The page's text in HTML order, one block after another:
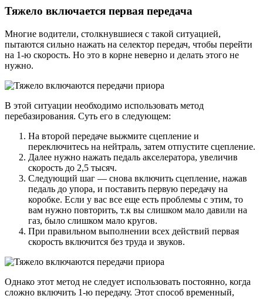
Тяжело включается первая передача
Многие водители, столкнувшиеся с такой ситуацией,
пытаются сильно нажать на селектор передач, чтобы перейти
на 1-ю скорость. Но это в корне неверно и делать этого не
нужно.
В этой ситуации необходимо использовать метод
перебазирования. Суть его в следующем:
На второй передаче выжмите сцепление и
переключитесь на нейтраль, затем отпустите сцепление.
Далее нужно нажать педаль акселератора, увеличив
скорость до 2,5 тысяч.
Следующий шаг — снова включить сцепление, нажав
педаль до упора, и поставить первую передачу на
коробке. Если у вас все еще есть проблемы с этим, то
вам нужно повторить, т.к вы слишком мало давили на
газ, было слишком мало кругов.
При правильном выполнении всех действий первая
скорость включится без труда и звуков.
Однако этот метод не следует использовать постоянно, когда
сложно включить 1-ю передачу. Этот способ временный,